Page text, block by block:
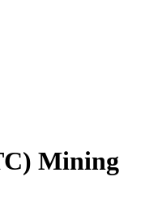
Mining